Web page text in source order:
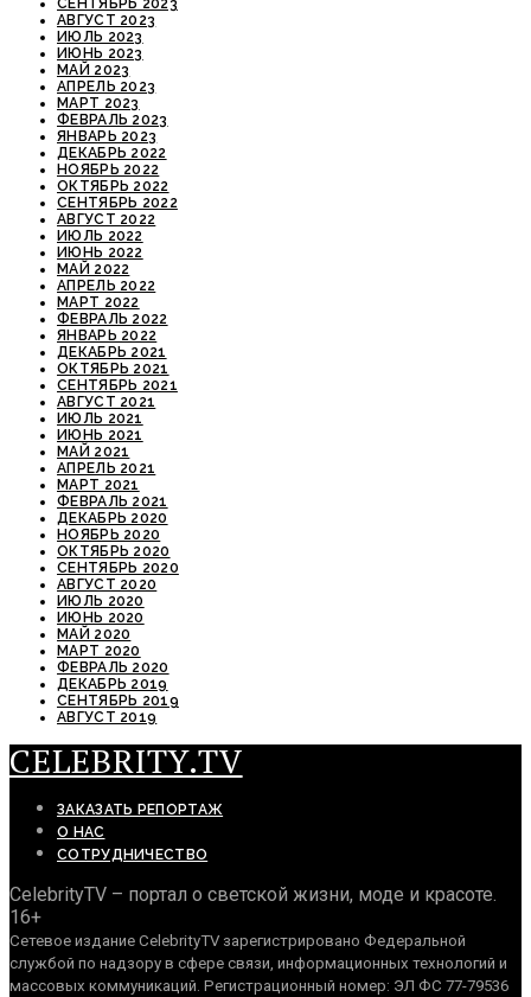
АВГУСТ 2023
ИЮЛЬ 2023
ИЮНЬ 2023
МАЙ 2023
АПРЕЛЬ 2023
МАРТ 2023
ФЕВРАЛЬ 2023
ЯНВАРЬ 2023
ДЕКАБРЬ 2022
НОЯБРЬ 2022
ОКТЯБРЬ 2022
СЕНТЯБРЬ 2022
АВГУСТ 2022
ИЮЛЬ 2022
ИЮНЬ 2022
МАЙ 2022
АПРЕЛЬ 2022
МАРТ 2022
ФЕВРАЛЬ 2022
ЯНВАРЬ 2022
ДЕКАБРЬ 2021
ОКТЯБРЬ 2021
СЕНТЯБРЬ 2021
АВГУСТ 2021
ИЮЛЬ 2021
ИЮНЬ 2021
МАЙ 2021
АПРЕЛЬ 2021
МАРТ 2021
ФЕВРАЛЬ 2021
ДЕКАБРЬ 2020
НОЯБРЬ 2020
ОКТЯБРЬ 2020
СЕНТЯБРЬ 2020
АВГУСТ 2020
ИЮЛЬ 2020
ИЮНЬ 2020
МАЙ 2020
МАРТ 2020
ФЕВРАЛЬ 2020
ДЕКАБРЬ 2019
СЕНТЯБРЬ 2019
АВГУСТ 2019
CELEBRITY.TV
ЗАКАЗАТЬ РЕПОРТАЖ
О НАС
СОТРУДНИЧЕСТВО
CelebrityTV – портал о светской жизни, моде и красоте.
16+
Сетевое издание CelebrityTV зарегистрировано Федеральной
службой по надзору в сфере связи, информационных технологий и
массовых коммуникаций. Регистрационный номер: ЭЛ ФС 77-79536